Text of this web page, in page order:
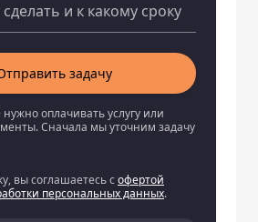
задачу
оплачивать услугу или
Сначала мы уточним задачу
вы соглашаетесь софертой
персональных данных.